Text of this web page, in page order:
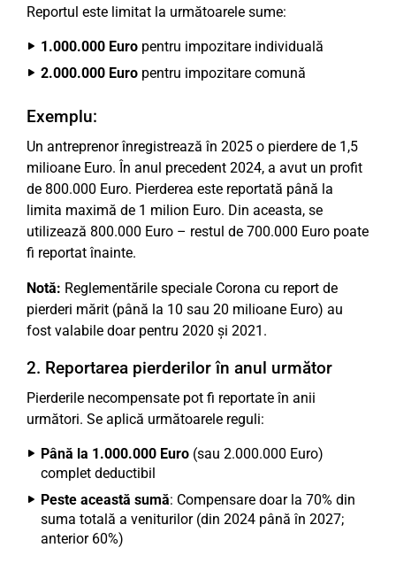
Reportul este limitat la următoarele sume:
1.000.000 Euro pentru impozitare individuală
2.000.000 Euro pentru impozitare comună
Exemplu:
Un antreprenor înregistrează în 2025 o pierdere de 1,5
milioane Euro. În anul precedent 2024, a avut un profit
de 800.000 Euro. Pierderea este reportată până la
limita maximă de 1 milion Euro. Din aceasta, se
utilizează 800.000 Euro – restul de 700.000 Euro poate
fi reportat înainte.
Notă: Reglementările speciale Corona cu report de
pierderi mărit (până la 10 sau 20 milioane Euro) au
fost valabile doar pentru 2020 și 2021.
2. Reportarea pierderilor în anul următor
Pierderile necompensate pot fi reportate în anii
următori. Se aplică următoarele reguli:
Până la 1.000.000 Euro (sau 2.000.000 Euro)
complet deductibil
Peste această sumă: Compensare doar la 70% din
suma totală a veniturilor (din 2024 până în 2027;
anterior 60%)